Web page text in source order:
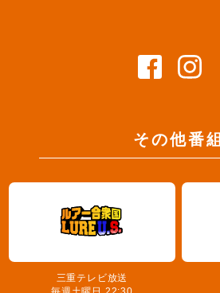
その他番組
三重テレビ放送